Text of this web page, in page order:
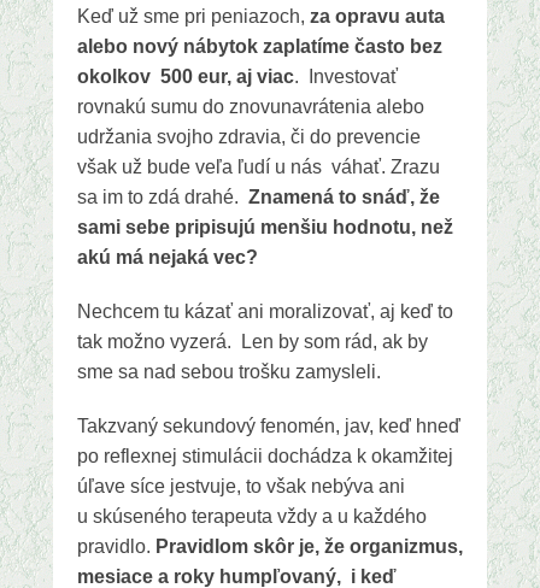
Keď už sme pri peniazoch, za opravu auta
alebo nový nábytok zaplatíme často bez
okolkov 500 eur, aj viac. Investovať
rovnakú sumu do znovunavrátenia alebo
udržania svojho zdravia, či do prevencie
však už bude veľa ľudí u nás váhať. Zrazu
sa im to zdá drahé. Znamená to snáď, že
sami sebe pripisujú menšiu hodnotu, než
akú má nejaká vec?
Nechcem tu kázať ani moralizovať, aj keď to
tak možno vyzerá. Len by som rád, ak by
sme sa nad sebou trošku zamysleli.
Takzvaný sekundový fenomén, jav, keď hneď
po reflexnej stimulácii dochádza k okamžitej
úľave síce jestvuje, to však nebýva ani
u skúseného terapeuta vždy a u každého
pravidlo. Pravidlom skôr je, že organizmus,
mesiace a roky humpľovaný, i keď